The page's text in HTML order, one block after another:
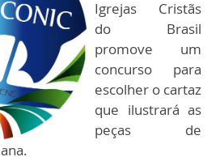
Igrejas Cristãs
do Brasil
promove um
concurso para
escolher o cartaz
que ilustrará as
peças de